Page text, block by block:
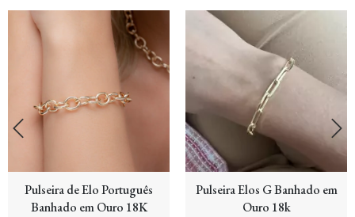
Pulseira de Elo Português
Banhado em Ouro 18K
Pulseira Elos G Banhado em
Ouro 18k